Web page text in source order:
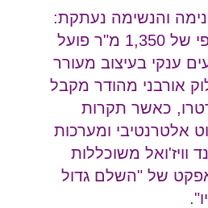
והנשימה נעתקת:
בחלל אינסופי של 1,350 מ"ר פועל
ענקי בעיצוב מעורר
אורבני מהודר מקבל
כאשר תקרות
אלטרנטיבי ומערכות
וויז'ואל משוכללות
אפקט של "השלם גדול